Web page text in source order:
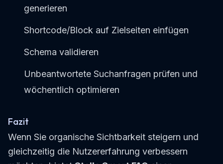
generieren
Shortcode/Block auf Zielseiten einfügen
Schema validieren
Unbeantwortete Suchanfragen prüfen und
wöchentlich optimieren
Fazit
Wenn Sie organische Sichtbarkeit steigern und
gleichzeitig die Nutzererfahrung verbessern